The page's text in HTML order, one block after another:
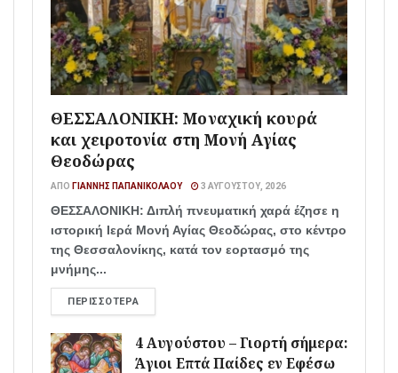
ΘΕΣΣΑΛΟΝΙΚΗ: Μοναχική κουρά
και χειροτονία στη Μονή Αγίας
Θεοδώρας
ΑΠΌ ΓΙΆΝΝΗΣ ΠΑΠΑΝΙΚΟΛΆΟΥ 3 ΑΥΓΟΎΣΤΟΥ, 2026
ΘΕΣΣΑΛΟΝΙΚΗ: Διπλή πνευματική χαρά έζησε η
ιστορική Ιερά Μονή Αγίας Θεοδώρας, στο κέντρο
της Θεσσαλονίκης, κατά τον εορτασμό της
μνήμης...
ΠΕΡΙΣΣΌΤΕΡΑ
4 Αυγούστου – Γιορτή σήμερα:
Άγιοι Επτά Παίδες εν Εφέσω